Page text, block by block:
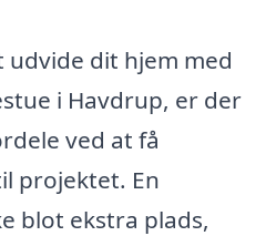
udvide dit hjem med
i Havdrup, er der
ved at få
projektet. En
blot ekstra plads,